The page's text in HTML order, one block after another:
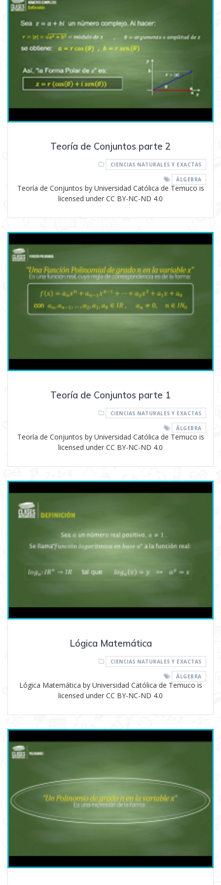
Teoría de Conjuntos parte 2
CIENCIAS NATURALES Y EXACTAS
ÁLGEBRA
Teoría de Conjuntos by Universidad Católica de Temuco is
licensed under CC BY-NC-ND 4.0
Teoría de Conjuntos parte 1
CIENCIAS NATURALES Y EXACTAS
ÁLGEBRA
Teoría de Conjuntos by Universidad Católica de Temuco is
licensed under CC BY-NC-ND 4.0
Lógica Matemática
CIENCIAS NATURALES Y EXACTAS
ÁLGEBRA
Lógica Matemática by Universidad Católica de Temuco is
licensed under CC BY-NC-ND 4.0